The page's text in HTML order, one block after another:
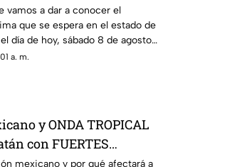
vamos a dar a conocer el
que se espera en el estado de
día de hoy, sábado 8 de agosto
a. m.
y ONDA TROPICAL
con FUERTES
de HOY
mexicano y por qué afectará a